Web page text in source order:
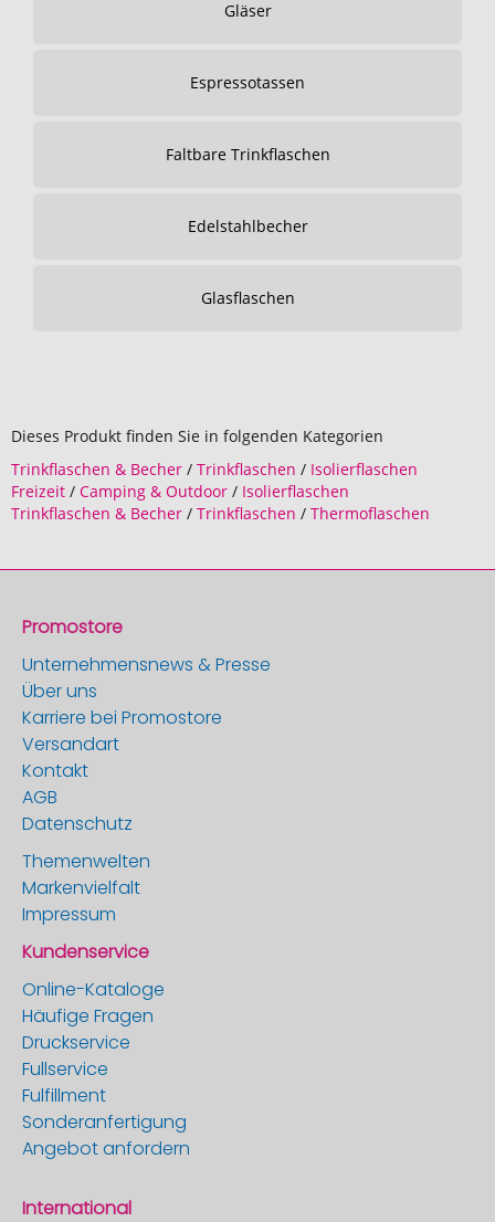
Gläser
Espressotassen
Faltbare Trinkflaschen
Edelstahlbecher
Glasflaschen
Dieses Produkt finden Sie in folgenden Kategorien
Trinkflaschen & Becher / Trinkflaschen / Isolierflaschen
Freizeit / Camping & Outdoor / Isolierflaschen
Trinkflaschen & Becher / Trinkflaschen / Thermoflaschen
Promostore
Unternehmensnews & Presse
Über uns
Karriere bei Promostore
Versandart
Kontakt
AGB
Datenschutz
Themenwelten
Markenvielfalt
Impressum
Kundenservice
Online-Kataloge
Häufige Fragen
Druckservice
Fullservice
Fulfillment
Sonderanfertigung
Angebot anfordern
International